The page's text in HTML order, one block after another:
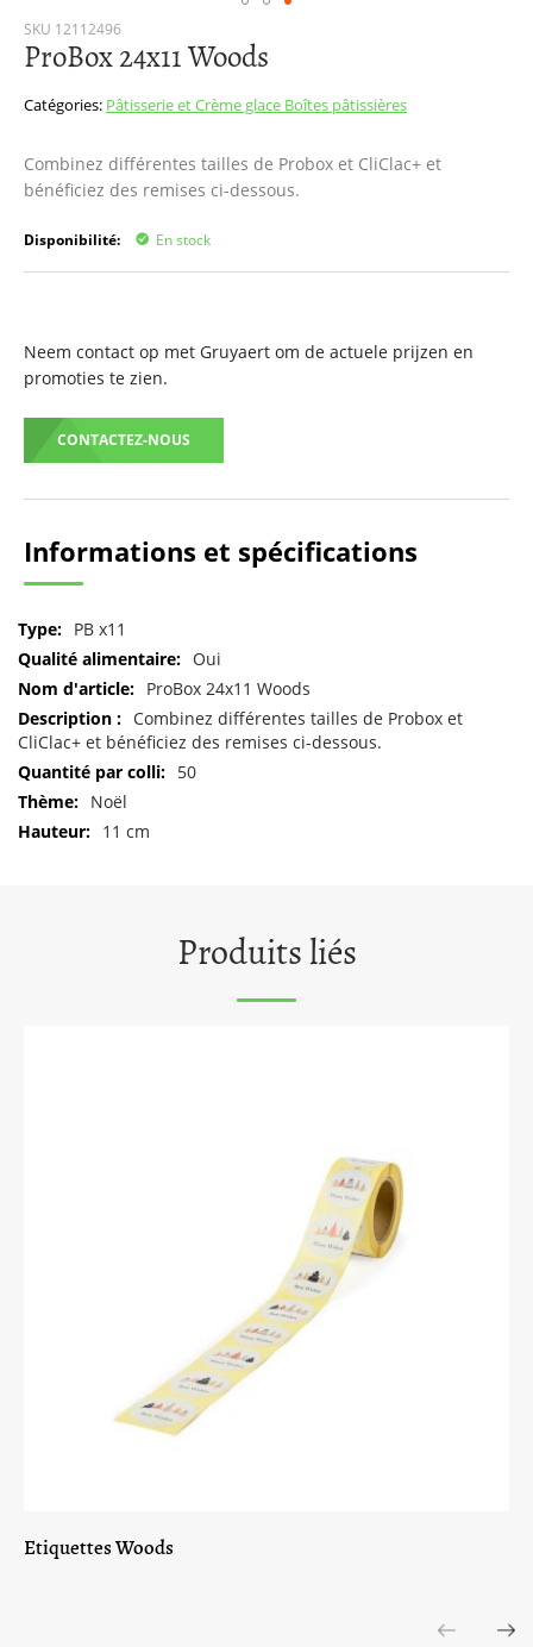
SKU 12112496
ProBox 24x11 Woods
Catégories: Pâtisserie et Crème glace Boîtes pâtissières
Combinez différentes tailles de Probox et CliClac+ et
bénéficiez des remises ci-dessous.
Disponibilité: En stock
Neem contact op met Gruyaert om de actuele prijzen en
promoties te zien.
CONTACTEZ-NOUS
Passer
au
de
d’images
Informations et spécifications
Pour
plus
PB x11
Oui
ProBox 24x11 Woods
Combinez différentes tailles de Probox et
CliClac+ et bénéficiez des remises ci-dessous.
50
Noël
11 cm
Produits liés
Etiquettes Woods